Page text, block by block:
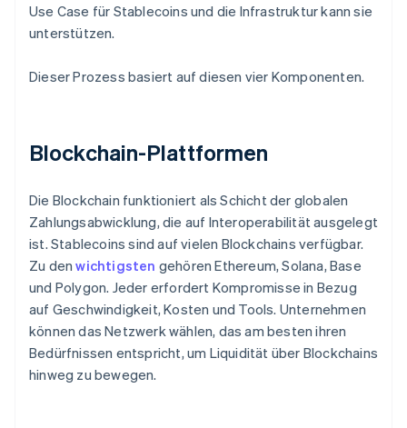
Use Case für Stablecoins und die Infrastruktur kann sie
unterstützen.
Dieser Prozess basiert auf diesen vier Komponenten.
Blockchain-Plattformen
Die Blockchain funktioniert als Schicht der globalen
Zahlungsabwicklung, die auf Interoperabilität ausgelegt
ist. Stablecoins sind auf vielen Blockchains verfügbar.
Zu denwichtigsten gehören Ethereum, Solana, Base
und Polygon. Jeder erfordert Kompromisse in Bezug
auf Geschwindigkeit, Kosten und Tools. Unternehmen
können das Netzwerk wählen, das am besten ihren
Bedürfnissen entspricht, um Liquidität über Blockchains
hinweg zu bewegen.